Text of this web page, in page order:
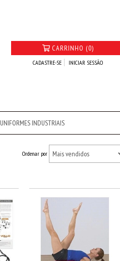
CARRINHO (0)
CADASTRE-SE INICIAR SESSÃO
UNIFORMES INDUSTRIAIS
Ordenar por